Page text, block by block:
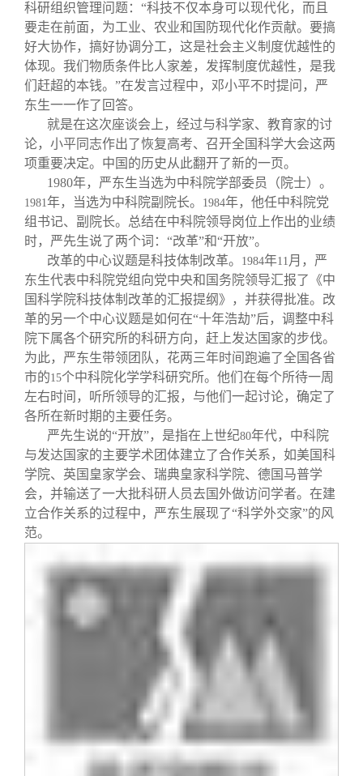
科研组织管理问题：“科技不仅本身可以现代化，而且
要走在前面，为工业、农业和国防现代化作贡献。要搞
好大协作，搞好协调分工，这是社会主义制度优越性的
体现。我们物质条件比人家差，发挥制度优越性，是我
们赶超的本钱。”在发言过程中，邓小平不时提问，严
东生一一作了回答。
就是在这次座谈会上，经过与科学家、教育家的讨
论，小平同志作出了恢复高考、召开全国科学大会这两
项重要决定。中国的历史从此翻开了新的一页。
1980年，严东生当选为中科院学部委员（院士）。
1981年，当选为中科院副院长。 1984年，他任中科院党
组书记、副院长。总结在中科院领导岗位上作出的业绩
时，严先生说了两个词：“改革”和“开放”。
改革的中心议题是科技体制改革。
1984年11 月，严
东生代表中科院党组向党中央和国务院领导汇报了《中
国科学院科技体制改革的汇报提纲》，并获得批准。改
革的另一个中心议题是如何在“十年浩劫”后，调整中科
院下属各个研究所的科研方向，赶上发达国家的步伐。
为此，严东生带领团队，花两三年时间跑遍了全国各省
市的15个中科院化学学科研究所。他们在每个所待一周
左右时间，听所领导的汇报，与他们一起讨论，确定了
各所在新时期的主要任务。
严先生说的“开放”，是指在上世纪80年代，中科院
与发达国家的主要学术团体建立了合作关系，如美国科
学院、英国皇家学会、瑞典皇家科学院、德国马普学
会，并输送了一大批科研人员去国外做访问学者。在建
立合作关系的过程中，严东生展现了“科学外交家”的风
范。